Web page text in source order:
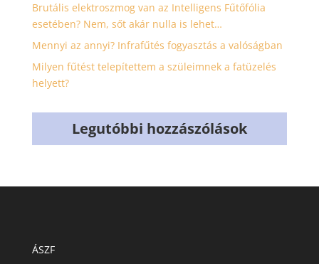
Brutális elektroszmog van az Intelligens Fűtőfólia
esetében? Nem, sőt akár nulla is lehet…
Mennyi az annyi? Infrafűtés fogyasztás a valóságban
Milyen fűtést telepítettem a szüleimnek a fatüzelés
helyett?
Legutóbbi hozzászólások
ÁSZF